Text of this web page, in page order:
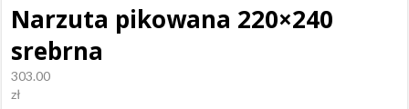
Narzuta pikowana 220×240
srebrna
303.00
zł